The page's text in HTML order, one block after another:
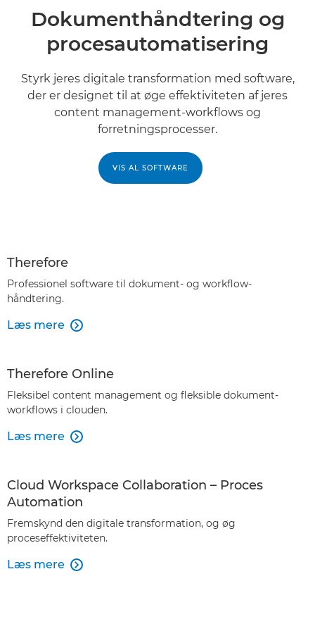
Dokumenthåndtering og
procesautomatisering
Styrk jeres digitale transformation med software,
der er designet til at øge effektiviteten af jeres
content management-workflows og
forretningsprocesser.
VIS AL SOFTWARE
Therefore
Professionel software til dokument- og workflow-
håndtering.
Læs mere 
Therefore Online
Fleksibel content management og fleksible dokument-
workflows i clouden.
Læs mere 
Cloud Workspace Collaboration – Proces
Automation
Fremskynd den digitale transformation, og øg
proceseffektiviteten.
Læs mere 